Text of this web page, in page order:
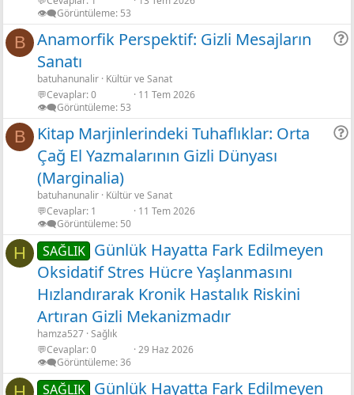
👁️‍🗨️Görüntüleme 53
B Anamorfik Perspektif: Gizli Mesajların
Sanatı
batuhanunalir Kültür ve Sanat
💬Cevaplar 0
👁️‍🗨️Görüntüleme 53
11 Tem 2026
B
Kitap Marjinlerindeki Tuhaflıklar: Orta
Çağ El Yazmalarının Gizli Dünyası
(Marginalia)
batuhanunalir Kültür ve Sanat
💬Cevaplar 1
👁️‍🗨️Görüntüleme 50
11 Tem 2026
H SAĞLIK Günlük Hayatta Fark Edilmeyen
Oksidatif Stres Hücre Yaşlanmasını
Hızlandırarak Kronik Hastalık Riskini
Artıran Gizli Mekanizmadır
hamza527 Sağlık
💬Cevaplar 0
👁️‍🗨️Görüntüleme 36
29 Haz 2026
SAĞLIK Günlük Hayatta Fark Edilmeyen